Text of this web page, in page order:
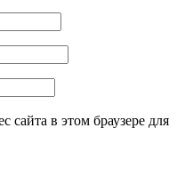
сайта в этом браузере для